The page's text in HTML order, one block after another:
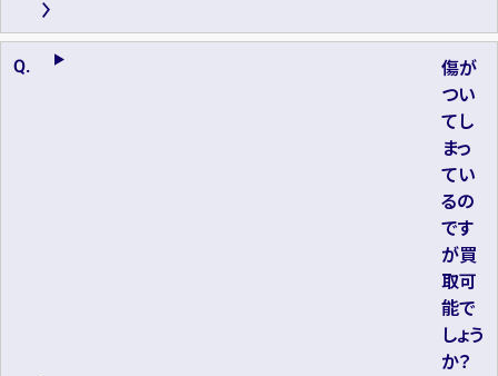
傷が
つい
てし
まっ
てい
るの
です
が買
取可
能で
しょう
か？